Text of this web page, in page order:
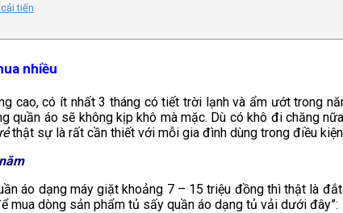
tiến
nhiều
cao, có ít nhất 3 tháng có tiết trời lạnh và ẩm ướt trong
quần áo sẽ không kịp khô mà mặc. Dù có khô đi chăng
thật sự là rất cần thiết với mỗi gia đình dùng trong điều
áo dạng máy giặt khoảng 7 – 15 triệu đồng thì thật là
mua dòng sản phẩm tủ sấy quần áo dạng tủ vải dưới đây”: